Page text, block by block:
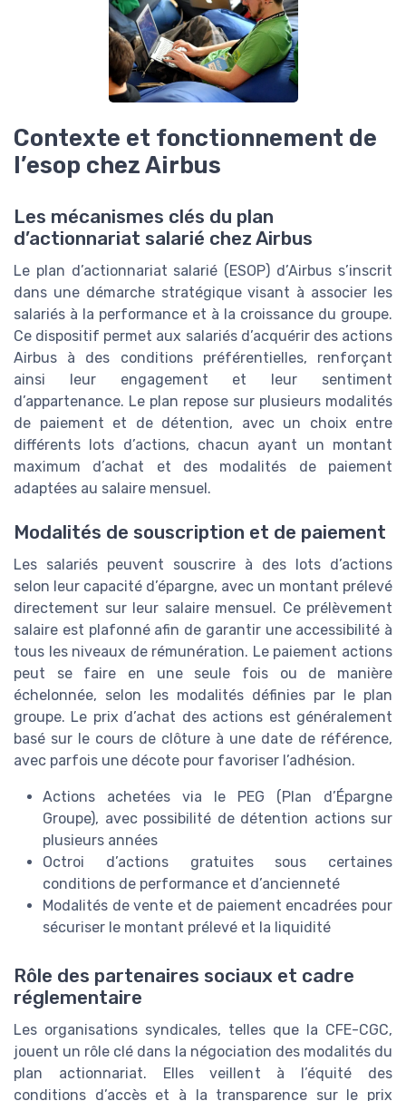
Contexte et fonctionnement de
l’esop chez Airbus
Les mécanismes clés du plan
d’actionnariat salarié chez Airbus
Le plan d’actionnariat salarié (ESOP) d’Airbus s’inscrit
dans une démarche stratégique visant à associer les
salariés à la performance et à la croissance du groupe.
Ce dispositif permet aux salariés d’acquérir des actions
Airbus à des conditions préférentielles, renforçant
ainsi leur engagement et leur sentiment
d’appartenance. Le plan repose sur plusieurs modalités
de paiement et de détention, avec un choix entre
différents lots d’actions, chacun ayant un montant
maximum d’achat et des modalités de paiement
adaptées au salaire mensuel.
Modalités de souscription et de paiement
Les salariés peuvent souscrire à des lots d’actions
selon leur capacité d’épargne, avec un montant prélevé
directement sur leur salaire mensuel. Ce prélèvement
salaire est plafonné afin de garantir une accessibilité à
tous les niveaux de rémunération. Le paiement actions
peut se faire en une seule fois ou de manière
échelonnée, selon les modalités définies par le plan
groupe. Le prix d’achat des actions est généralement
basé sur le cours de clôture à une date de référence,
avec parfois une décote pour favoriser l’adhésion.
Actions achetées via le PEG (Plan d’Épargne
Groupe), avec possibilité de détention actions sur
plusieurs années
Octroi d’actions gratuites sous certaines
conditions de performance et d’ancienneté
Modalités de vente et de paiement encadrées pour
sécuriser le montant prélevé et la liquidité
Rôle des partenaires sociaux et cadre
réglementaire
Les organisations syndicales, telles que la CFE-CGC,
jouent un rôle clé dans la négociation des modalités du
plan actionnariat. Elles veillent à l’équité des
conditions d’accès et à la transparence sur le prix